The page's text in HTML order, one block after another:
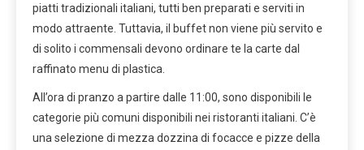
piatti tradizionali italiani, tutti ben preparati e serviti in
modo attraente. Tuttavia, il buffet non viene più servito e
di solito i commensali devono ordinare te la carte dal
raffinato menu di plastica.
All’ora di pranzo a partire dalle 11:00, sono disponibili le
categorie più comuni disponibili nei ristoranti italiani. C’è
una selezione di mezza dozzina di focacce e pizze della